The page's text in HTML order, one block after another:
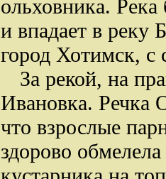
ольховника. Река
и впадает в реку
город Хотимск, с
За рекой, на
Ивановка. Речка
что взрослые
здорово